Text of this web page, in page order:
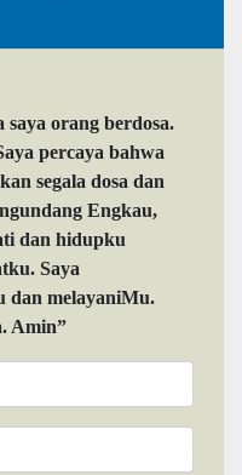
saya orang berdosa.
percaya bahwa
segala dosa dan
Engkau,
dan hidupku
Saya
dan melayaniMu.
Amin”